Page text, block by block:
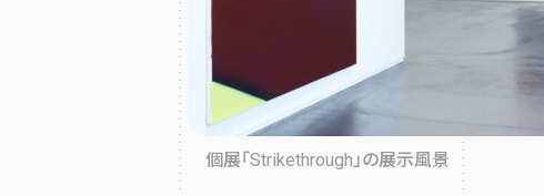
個展「Strikethrough」の展示風景